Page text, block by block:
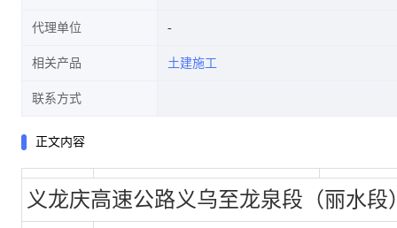
代理单位
相关产品 土建施工
联系方式
正文内容
义龙庆高速公路义乌至龙泉段（丽水段